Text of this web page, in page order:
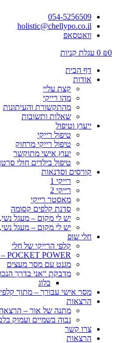
054-5256509
holistic@chellypo.co.il
וואטסאפ
₪0
0 עגלת קניות
דף הבית
אודות
קצת עליי
מהו רייקי
מהתקשורת והעיתונות
שאלות ותשובות
ייעוץ וטיפול
טיפול רייקי
טיפול רייקי מרחוק
יעוץ אישי מתוקשר
טיפול בילדים חולי
קורסים וסדנאות
רייקי 1
רייקי 2
מאסטר רייקי
סדנת קלפים קסומה
יש לי מקום – מעגל
יש לי מקום – מעגל
חלי שופ
קלפי הרייקי של חלי
POCKET POWER – מתנה קטנה גדולה
מגנט עם מסר מעצים
מדבקת “אני בדרך
בלוג
מסר אישי עבורך – מתוך קלפי
הרצאות
מתנה של אור –
גבוה בשמיים ועמוק
צרו קשר
הרצאות